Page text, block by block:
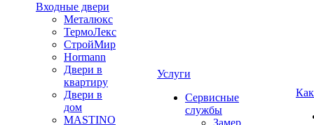
Входные двери
Металюкс
ТермоЛекс
СтройМир
Hormann
Двери в
квартиру
Двери в
дом
MASTINO
Услуги
Сервисные
службы
Замер